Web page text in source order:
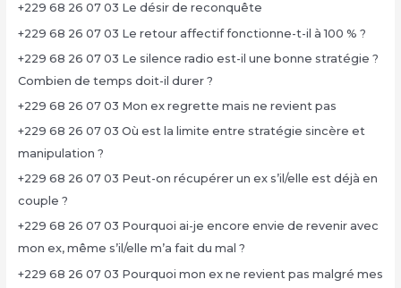
+229 68 26 07 03 Le désir de reconquête
+229 68 26 07 03 Le retour affectif fonctionne-t-il à 100 % ?
+229 68 26 07 03 Le silence radio est-il une bonne stratégie ?
Combien de temps doit-il durer ?
+229 68 26 07 03 Mon ex regrette mais ne revient pas
+229 68 26 07 03 Où est la limite entre stratégie sincère et
manipulation ?
+229 68 26 07 03 Peut-on récupérer un ex s’il/elle est déjà en
couple ?
+229 68 26 07 03 Pourquoi ai-je encore envie de revenir avec
mon ex, même s’il/elle m’a fait du mal ?
+229 68 26 07 03 Pourquoi mon ex ne revient pas malgré mes